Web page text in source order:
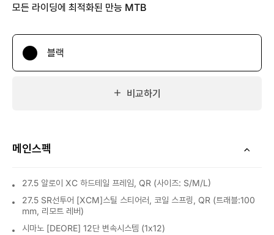
모든 라이딩에 최적화된 만능 MTB
블랙
비교하기
메인스펙
27.5 알로이 XC 하드테일 프레임, QR (사이즈: S/M/L)
27.5 SR선투어 [XCM]스틸 스티어러, 코일 스프링, QR (트래블:100
mm, 리모트 레버)
시마노 [DEORE] 12단 변속시스템 (1x12)